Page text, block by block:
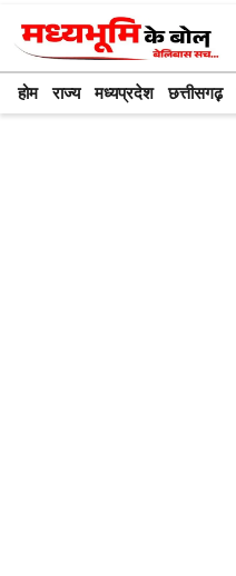
Skip
to
content
होम राज्य मध्यप्रदेश छत्तीसगढ़़